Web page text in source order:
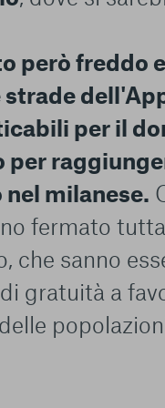
del funzionamento
l’esperienza di
i nostri
per mostrare
Web e le app di
e sarà
però freddo
strade
per il
per
milanese.
fermato
che sanno
gratuità a